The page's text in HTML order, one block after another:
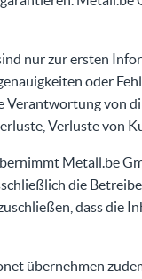
nur zur ersten
oder
Verantwortung von
Verluste von
Metall.be
die
dass die
übernehmen